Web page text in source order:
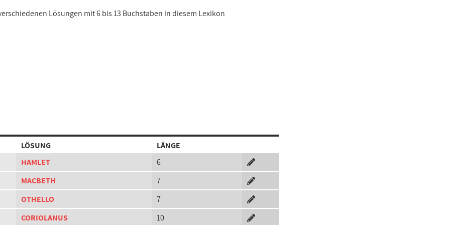
Lösungen mit 6 bis 13 Buchstaben in diesem Lexikon
LÖSUNG
LÄNGE
HAMLET
6
MACBETH
7
OTHELLO
7
CORIOLANUS
10